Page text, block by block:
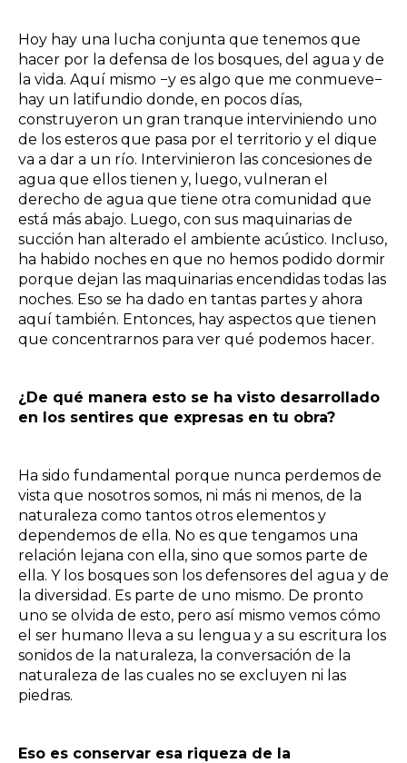
Hoy hay una lucha conjunta que tenemos que
hacer por la defensa de los bosques, del agua y de
la vida. Aquí mismo −y es algo que me conmueve−
hay un latifundio donde, en pocos días,
construyeron un gran tranque interviniendo uno
de los esteros que pasa por el territorio y el dique
va a dar a un río. Intervinieron las concesiones de
agua que ellos tienen y, luego, vulneran el
derecho de agua que tiene otra comunidad que
está más abajo. Luego, con sus maquinarias de
succión han alterado el ambiente acústico. Incluso,
ha habido noches en que no hemos podido dormir
porque dejan las maquinarias encendidas todas las
noches. Eso se ha dado en tantas partes y ahora
aquí también. Entonces, hay aspectos que tienen
que concentrarnos para ver qué podemos hacer.
¿De qué manera esto se ha visto desarrollado
en los sentires que expresas en tu obra?
Ha sido fundamental porque nunca perdemos de
vista que nosotros somos, ni más ni menos, de la
naturaleza como tantos otros elementos y
dependemos de ella. No es que tengamos una
relación lejana con ella, sino que somos parte de
ella. Y los bosques son los defensores del agua y de
la diversidad. Es parte de uno mismo. De pronto
uno se olvida de esto, pero así mismo vemos cómo
el ser humano lleva a su lengua y a su escritura los
sonidos de la naturaleza, la conversación de la
naturaleza de las cuales no se excluyen ni las
piedras.
Eso es conservar esa riqueza de la